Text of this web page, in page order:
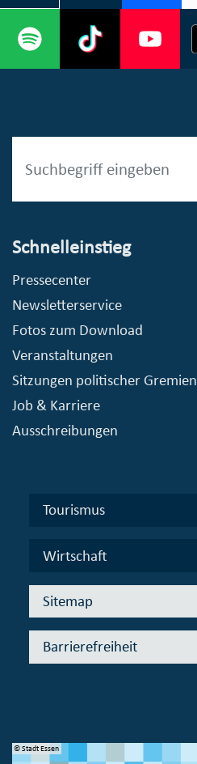
Schnelleinstieg
Pressecenter
Newsletterservice
Fotos zum Download
Veranstaltungen
Sitzungen politischer Gremien
Job & Karriere
Ausschreibungen
Tourismus
Wirtschaft
Sitemap
Barrierefreiheit
© Stadt Essen